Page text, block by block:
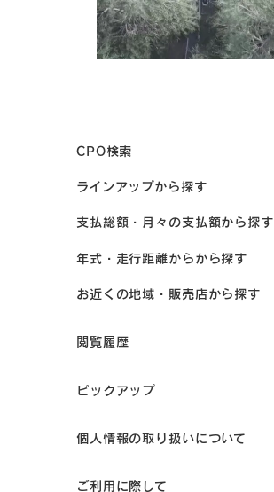
CPO検索
ラインアップから探す
支払総額・月々の支払額から探す
年式・走行距離からから探す
お近くの地域・販売店から探す
閲覧履歴
ピックアップ
個人情報の取り扱いについて
ご利用に際して